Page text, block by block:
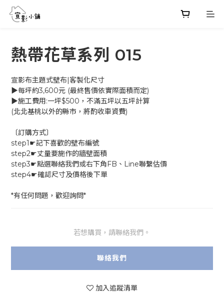
熱帶花草系列 015
宣影布主題式壁布|客製化尺寸
▶每坪約3,600元 (最終售價依實際面積而定)
▶施工費用:一坪$500，不滿五坪以五坪計算
(北北基桃以外的縣市，將酌收車資費)
〔訂購方式〕
step1☛記下喜歡的壁布編號
step2☛丈量要施作的牆壁面積
step3☛點選聯絡我們或右下角FB、Line聯繫估價
step4☛確認尺寸及價格後下單
*有任何問題，歡迎詢問*
若想購買，請聯絡我們。
聯絡我們
加入追蹤清單